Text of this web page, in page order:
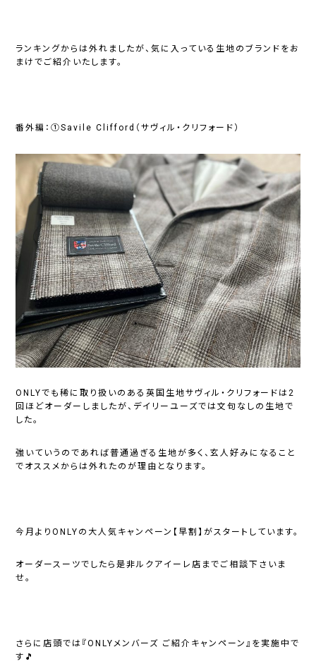
ランキングからは外れましたが、気に入っている生地のブランドをお
まけでご紹介いたします。
番外編：①Savile Clifford（サヴィル・クリフォード）
ONLYでも稀に取り扱いのある英国生地サヴィル・クリフォードは2
回ほどオーダーしましたが、デイリーユーズでは文句なしの生地で
した。
強いていうのであれば普通過ぎる生地が多く、玄人好みになること
でオススメからは外れたのが理由となります。
今月よりONLYの大人気キャンペーン【早割】がスタートしています。
オーダースーツでしたら是非ルクアイーレ店までご相談下さいま
せ。
さらに店頭では 『ONLYメンバーズ ご紹介キャンペーン』 を実施中で
す🎵